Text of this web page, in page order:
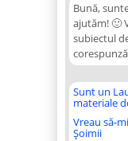
Bună,
ajutăm! 🙂
subiectul
Sunt un
materiale
Vreau să-
Șoimii